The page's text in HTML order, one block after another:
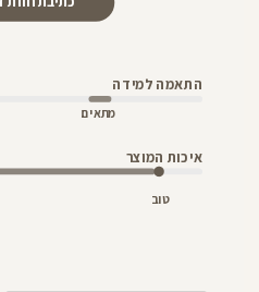
התאמה למידה
מתאים
איכות המוצר
טוב